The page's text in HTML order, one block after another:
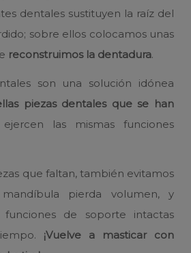
dentales sustituyen la raíz del
sobre ellos colocamos unas
reconstruimos la dentadura.
son una solución idónea
piezas dentales que se han
las mismas funciones
que faltan, también evitamos
pierda volumen, y
funciones de soporte intactas
¡Vuelve a masticar con